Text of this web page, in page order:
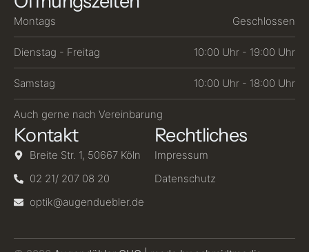
Montags Geschlossen
Dienstag - Freitag 10:00 Uhr - 19:00 Uhr
Samstag 10:00 Uhr - 18:00 Uhr
Auch gerne nach Vereinbarung
Kontakt
Breite Str. 1, 50667 Köln
02 21/ 207 08 20
optik@augenduebler.de
Rechtliches
Impressum
Datenschutz